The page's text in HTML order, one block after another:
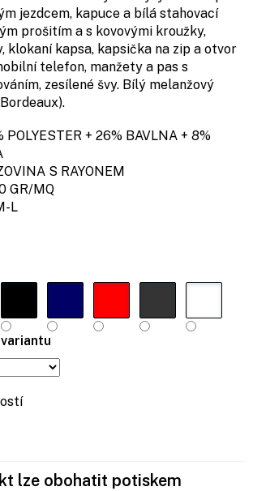
jezdcem, kapuce a bílá stahovací
prošitím a s kovovými kroužky,
klokaní kapsa, kapsička na zip a otvor
telefon, manžety a pas s
zesílené švy. Bílý melanžový
+ 26% BAVLNA + 8%
S RAYONEM
GR/MQ
L
lze obohatit potiskem